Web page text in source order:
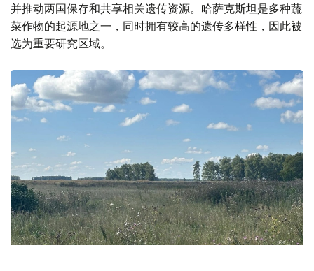
并推动两国保存和共享相关遗传资源。哈萨克斯坦是多种蔬
菜作物的起源地之一，同时拥有较高的遗传多样性，因此被
选为重要研究区域。